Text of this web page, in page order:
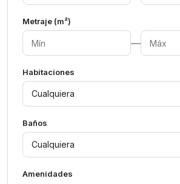
Metraje (m²)
—
Habitaciones
Cualquiera
Baños
Cualquiera
Amenidades